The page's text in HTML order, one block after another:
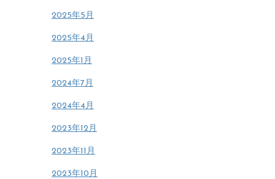
2025年5月
2025年4月
2025年1月
2024年7月
2024年4月
2023年12月
2023年11月
2023年10月